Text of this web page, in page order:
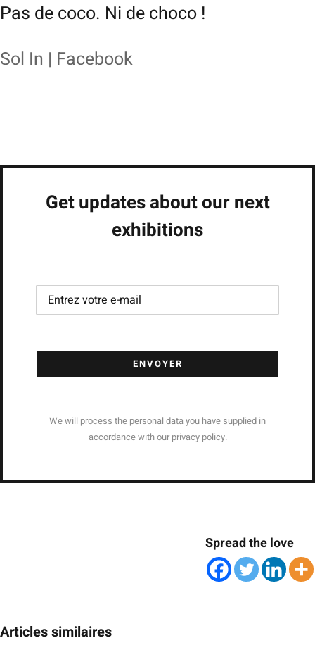
Pas de coco. Ni de choco !
Sol In | Facebook
Get updates about our next
exhibitions
ENVOYER
We will process the personal data you have supplied in
accordance with our privacy policy.
Spread the love
Articles similaires